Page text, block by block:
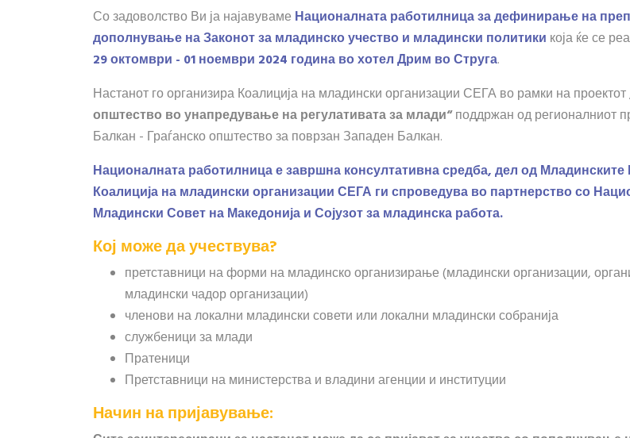
Со задоволство Ви ја најавуваме Националната работилница за дефинирање на
дополнување на Законот за младинско учество и младински политики која ќе се
29 октомври - 01 ноември 2024 година во хотел Дрим во Струга.
Настанот го организира Коалиција на младински организации СЕГА во рамки на проектот
општество воунапредувањенарегулативатазамлади“поддржан од регионалниот
Балкан - Граѓанско општество за поврзан Западен Балкан.
Националната работилница е завршна консултативна средба, дел од
Коалиција на младински организации СЕГА ги спроведува во партнерство со
Младински Совет на Македонија и Сојузот за младинска работа.
Кој може да учествува?
претставници на форми на младинско организирање (младински организации,
младински чадор организации)
членови на локални младински совети или локални младински собранија
службеници за млади
Пратеници
Претставници на министерства и владини агенции и институции
Начин на пријавување: